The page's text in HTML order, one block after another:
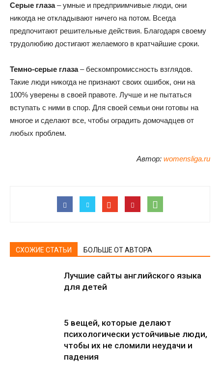
Серые глаза– умные и предприимчивые люди, они
никогда не откладывают ничего на потом. Всегда
предпочитают решительные действия. Благодаря своему
трудолюбию достигают желаемого в кратчайшие сроки.
Темно-серые глаза– бескомпромиссность взглядов.
Такие люди никогда не признают своих ошибок, они на
100% уверены в своей правоте. Лучше и не пытаться
вступать с ними в спор. Для своей семьи они готовы на
многое и сделают все, чтобы оградить домочадцев от
любых проблем.
Автор: womensliga.ru
СХОЖИЕ СТАТЬИ БОЛЬШЕ ОТ АВТОРА
Лучшие сайты английского языка
для детей
5 вещей, которые делают
психологически устойчивые люди,
чтобы их не сломили неудачи и
падения